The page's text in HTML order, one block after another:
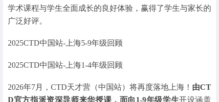
学术课程与学生全面成长的良好体验，赢得了学生与家长的
广泛好评。
2025CTD中国站-上海5-9年级回顾
2025CTD中国站-上海1-4年级回顾
2026年7月，CTD天才营（中国站）将再度落地上海！ 由CT
D官方指派资深导师来华授课，面向1-9年级学生开设涵盖